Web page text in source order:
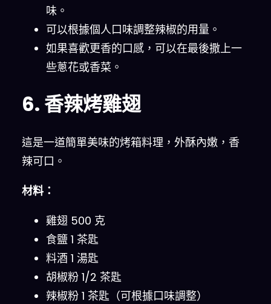
味。
可以根據個人口味調整辣椒的用量。
如果喜歡更香的口感，可以在最後撒上一
些蔥花或香菜。
6. 香辣烤雞翅
這是一道簡單美味的烤箱料理，外酥內嫩，香
辣可口。
材料：
雞翅 500 克
食鹽 1 茶匙
料酒 1 湯匙
胡椒粉 1/2 茶匙
辣椒粉 1 茶匙（可根據口味調整）